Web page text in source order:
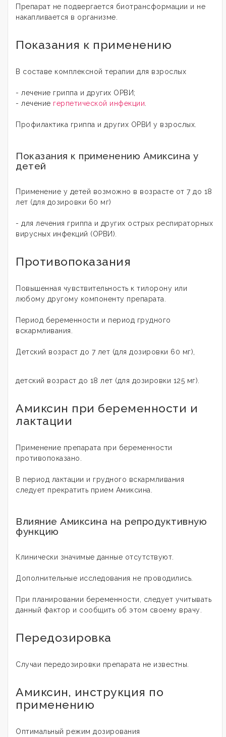
Препарат не подвергается биотрансформации и не
накапливается в организме.
Показания к применению
В составе комплексной терапии для взрослых
- лечение гриппа и других ОРВИ;
- лечение герпетической инфекции
Профилактика гриппа и других ОРВИ у взрослых.
Показания к применению Амиксина у
детей
Применение у детей возможно в возрасте от 7 до 18
лет (для дозировки 60 мг)
- для лечения гриппа и других острых респираторных
вирусных инфекций (ОРВИ).
Противопоказания
Повышенная чувствительность к тилорону или
любому другому компоненту препарата.
Период беременности и период грудного
вскармливания.
Детский возраст до 7 лет (для дозировки 60 мг),
детский возраст до 18 лет (для дозировки 125 мг).
Амиксин при беременности и
лактации
Применение препарата при беременности
противопоказано.
В период лактации и грудного вскармливания
следует прекратить прием Амиксина.
Влияние Амиксина на репродуктивную
функцию
Клинически значимые данные отсутствуют.
Дополнительные исследования не проводились.
При планировании беременности, следует учитывать
данный фактор и сообщить об этом своему врачу.
Передозировка
Случаи передозировки препарата не известны.
Амиксин, инструкция по
применению
Оптимальный режим дозирования